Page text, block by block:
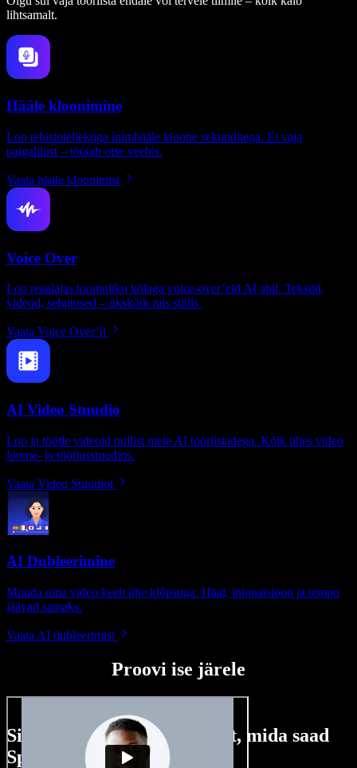
lihtsamalt.
Hääle kloonimine
Loo tehisintellektiga inimhääle kloone sekunditega. Ei vaja
paigaldust – töötab otse veebis.
Vaata hääle kloonimist
Voice Over
Loo reaalajas loomuliku kõlaga voice-over’eid AI abil. Tekstid,
videod, selgitused – ükskõik mis stiilis.
Vaata Voice Over’it
AI Video Stuudio
Loo ja töötle videoid nullist meie AI tööriistadega. Kõik ühes video
loome- ja töötlusstuudios.
Vaata Video Stuudiot
AI Dubleerimine
Muuda oma video keelt ühe klõpsuga. Hääl, intonatsioon ja tempo
jäävad samaks.
Vaata AI dubleerimist
Proovi ise järele
Siin on vaid väike osa sellest, mida saad
Speechify Studioga teha.